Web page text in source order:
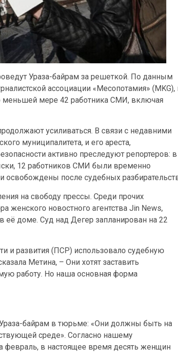
Ураза-байрам за решеткой. По данным
ассоциации «Месопотамия» (MKG),
меньшей мере 42 работника СМИ, включая
усиливаться. В связи с недавними
муниципалитета, и его ареста,
активно преследуют репортеров: в
12 работников СМИ были временно
после судебных
на свободу прессы. Среди прочих
женского новостного агентства Jin News,
доме. Суд над Дегер запланирован на 22
и развития (ПСР) использовало судебную
Метина, – Они хотят заставить
работу. Но наша основная форма
байрам в тюрьме: «Они должны быть на
среде». Согласно нашему
февраль, в настоящее время десять женщин